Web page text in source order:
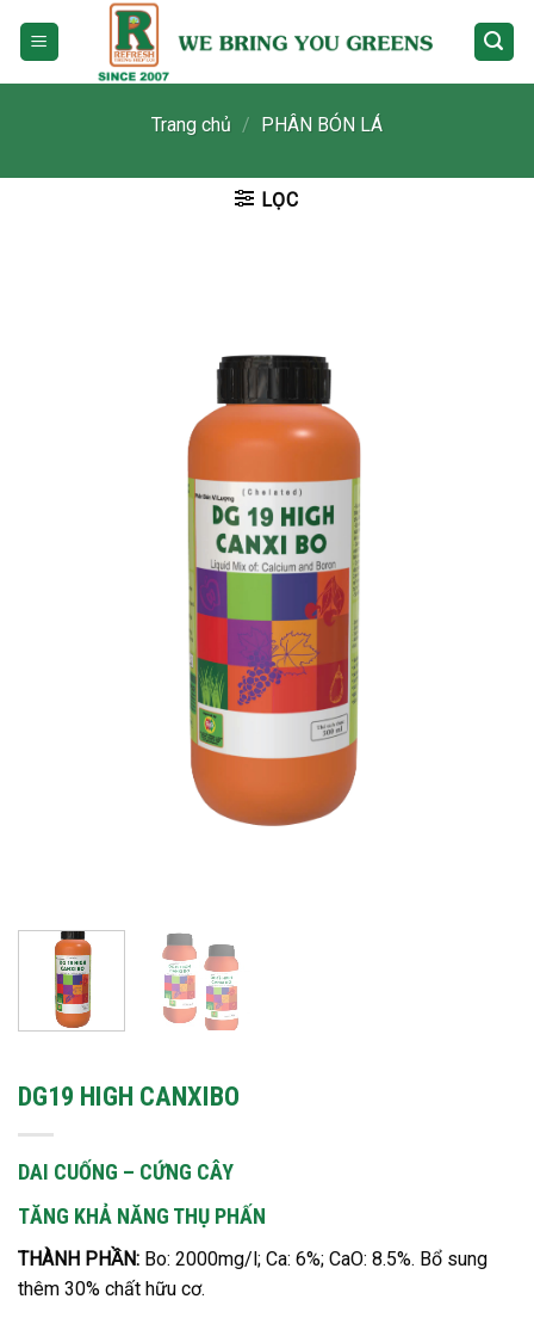
Trang chủ / PHÂN BÓN LÁ
LỌC
DG19 HIGH CANXIBO
DAI CUỐNG – CỨNG CÂY
TĂNG KHẢ NĂNG THỤ PHẤN
THÀNH PHẦN: Bo: 2000mg/l; Ca: 6%; CaO: 8.5%. Bổ sung
thêm 30% chất hữu cơ.